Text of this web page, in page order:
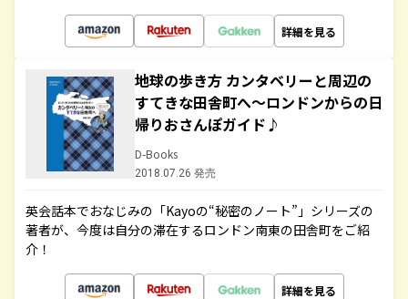
詳細を見る
地球の歩き方 カンタベリーと周辺の
すてきな田舎町へ～ロンドンからの日
帰りおさんぽガイド♪
D-Books
2018.07.26 発売
英会話本でおなじみの「Kayoの“秘密のノート”」シリーズの
著者が、今度は自分の滞在するロンドン南東の田舎町をご紹
介！
詳細を見る